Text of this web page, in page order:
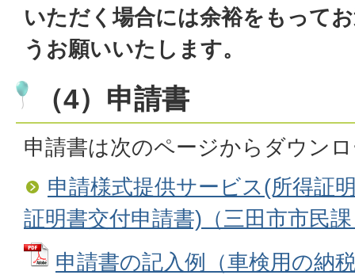
いただく場合には余裕をもって
うお願いいたします。
（4）申請書
申請書は次のページからダウン
申請様式提供サービス(所得証
証明書交付申請書)（三田市市民
申請書の記入例（車検用の納